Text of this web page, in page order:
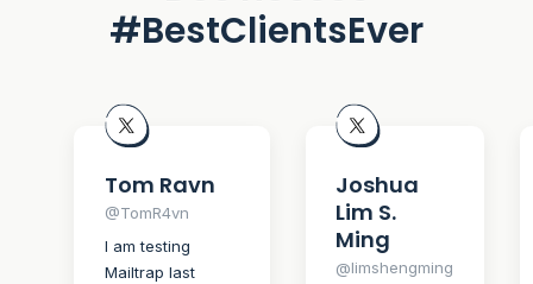
#BestClientsEver
Tom Ravn
@TomR4vn
I am testing
Mailtrap last
Joshua
Lim S.
Ming
@limshengming